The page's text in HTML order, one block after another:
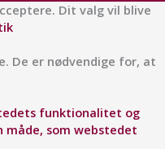
Dit valg vil blive
De er nødvendige for, at
funktionalitet og
som webstedet